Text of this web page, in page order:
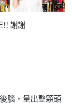
!! 謝謝
腦，量出整顆頭